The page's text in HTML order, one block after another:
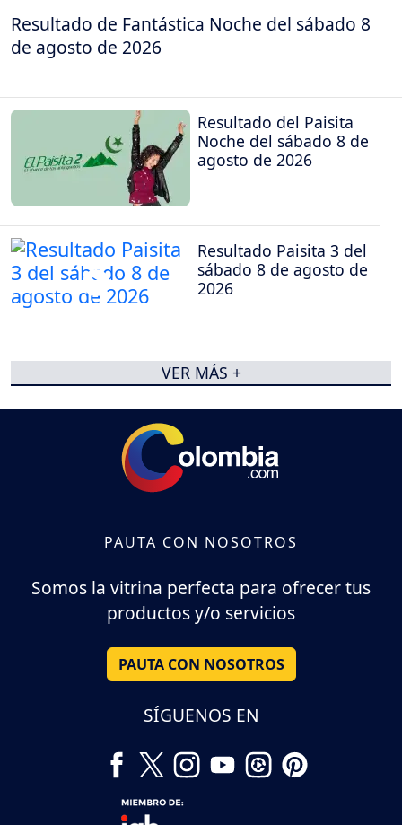
Resultado de Fantástica Noche del sábado 8
de agosto de 2026
Resultado del Paisita
Noche del sábado 8 de
agosto de 2026
Resultado Paisita 3 del
sábado 8 de agosto de
2026
VER MÁS +
PAUTA CON NOSOTROS
Somos la vitrina perfecta para ofrecer tus
productos y/o servicios
PAUTA CON NOSOTROS
SÍGUENOS EN